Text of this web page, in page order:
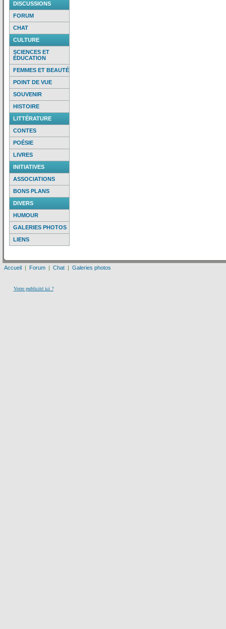
DISCUSSIONS
FORUM
CHAT
CULTURE
SCIENCES ET
ÉDUCATION
FEMMES ET BEAUTÉ
POINT DE VUE
SOUVENIR
HISTOIRE
LITTÉRATURE
CONTES
POÉSIE
LIVRES
INITIATIVES
ASSOCIATIONS
BONS PLANS
DIVERS
HUMOUR
GALERIES PHOTOS
LIENS
Accueil | Forum | Chat | Galeries photos
Votre publicité ici ?